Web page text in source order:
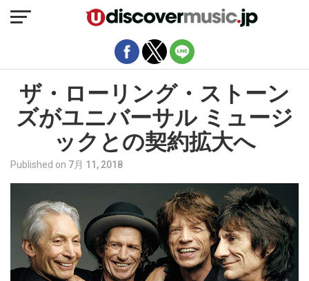
ザ・ローリング・ストーン
ズがユニバーサル ミュージ
ックとの契約拡大へ
Published on 7月 11, 2018
モバイルバージョンを終了